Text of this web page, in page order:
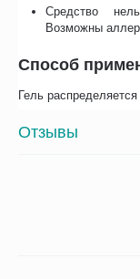
Средство
Возможны
Способ
Гель
Отзывы